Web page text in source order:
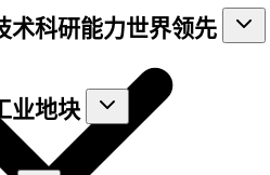
术科研能力世界领先
业地块